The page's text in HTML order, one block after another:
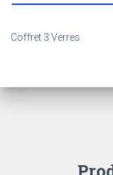
Coffret 3 Verres